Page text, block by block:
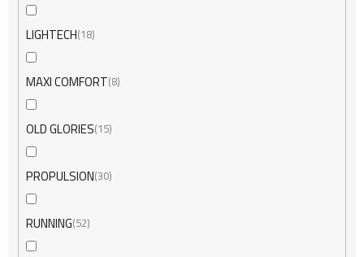
LIGHTECH 18
MAXI COMFORT 8
OLD GLORIES 15
PROPULSION 30
RUNNING 52